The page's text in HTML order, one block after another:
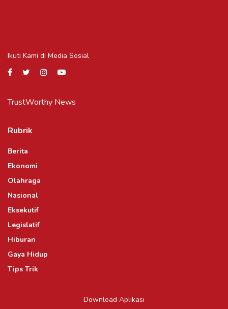
Ikuti Kami di Media Sosial
TrustWorthy News
Rubrik
Berita
Ekonomi
Olahraga
Nasional
Eksekutif
Legislatif
Hiburan
Gaya Hidup
Tips Trik
Download Aplikasi